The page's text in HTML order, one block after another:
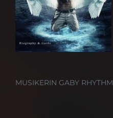
MUSIKERIN GABY RHYTHM